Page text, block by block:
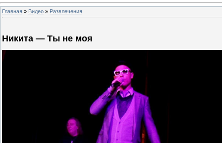
Главная » Видео » Развлечения
Никита — Ты не моя